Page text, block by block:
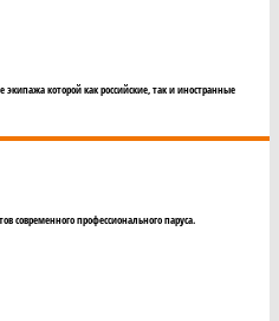
экипажа которой как российские, так и иностранные
современного профессионального паруса.